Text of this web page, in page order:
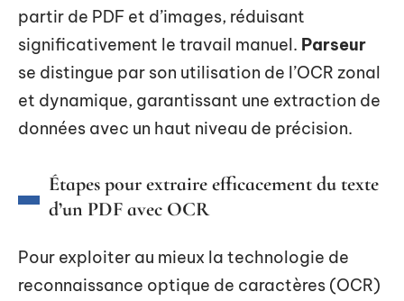
partir de PDF et d’images, réduisant
significativement le travail manuel. Parseur
se distingue par son utilisation de l’OCR zonal
et dynamique, garantissant une extraction de
données avec un haut niveau de précision.
Étapes pour extraire efficacement du texte
d’un PDF avec OCR
Pour exploiter au mieux la technologie de
reconnaissance optique de caractères (OCR)